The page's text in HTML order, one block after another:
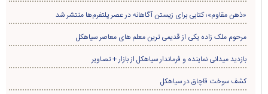
«ذهن مقاوم»؛ کتابی برای زیستن آگاهانه در عصر پلتفرم‌ها منتشر شد
مرحوم ملک زاده یکی از قدیمی ترین معلم های معاصر سیاهکل
بازدید میدانی نماینده و فرماندار سیاهکل از بازار + تصاویر
کشف سوخت قاچاق در سياهکل